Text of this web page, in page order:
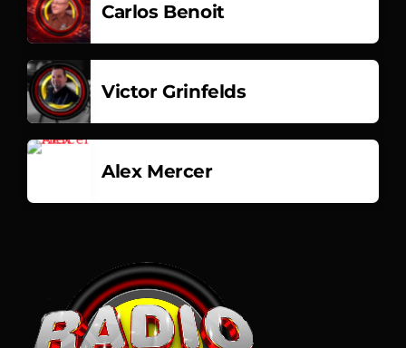
Carlos Benoit
Victor Grinfelds
Alex Mercer